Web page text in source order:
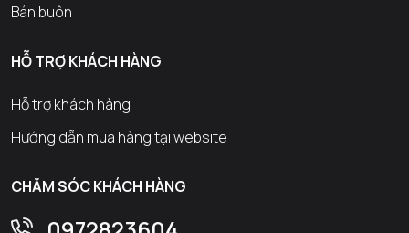
Bán buôn
HỖ TRỢ KHÁCH HÀNG
Hỗ trợ khách hàng
Hướng dẫn mua hàng tại website
CHĂM SÓC KHÁCH HÀNG